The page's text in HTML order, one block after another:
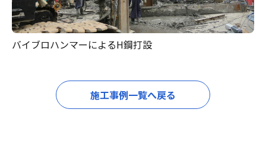
バイブロハンマーによるH鋼打設
施工事例一覧へ戻る